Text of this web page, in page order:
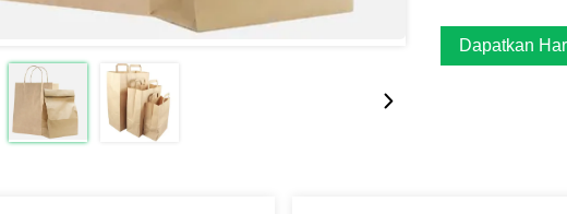
Dapatkan